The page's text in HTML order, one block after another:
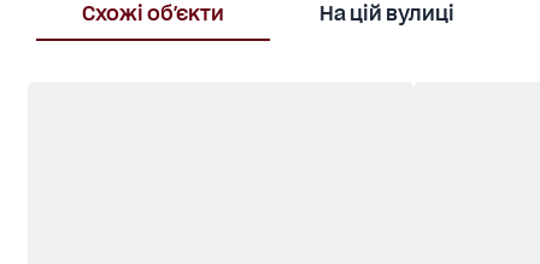
Схожі об'єкти На цій вулиці